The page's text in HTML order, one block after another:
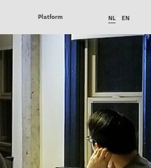
Platform NL EN